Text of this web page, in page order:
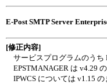
E-Post SMTP Server
[修正内容]
サービスプログラムのうち
EPSTMANAGER は v4.29
IPWCS については v1.15 の